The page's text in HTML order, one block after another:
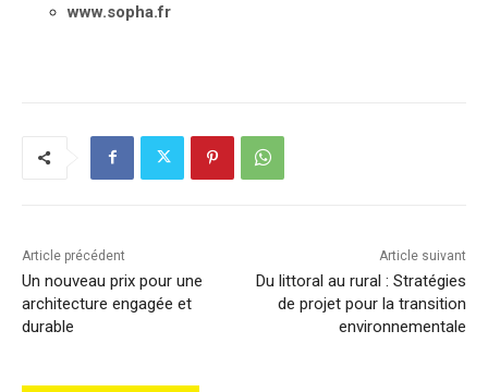
www.sopha.fr
Article précédent
Un nouveau prix pour une
architecture engagée et
durable
Article suivant
Du littoral au rural : Stratégies
de projet pour la transition
environnementale